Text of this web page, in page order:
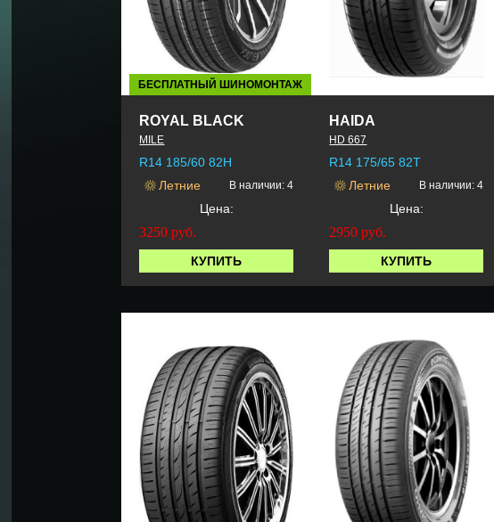
БЕСПЛАТНЫЙ ШИНОМОНТАЖ
ROYAL BLACK
MILE
R14 185/60 82H
Летние
В наличии: 4
Цена:
3250руб.
КУПИТЬ
HAIDA
HD 667
R14 175/65 82T
Летние
В наличии: 4
Цена:
2950руб.
КУПИТЬ